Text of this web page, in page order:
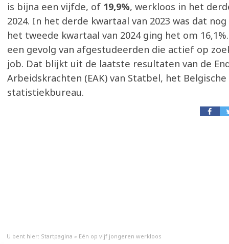
is bijna een vijfde, of 19,9%, werkloos in het
2024. In het derde kwartaal van 2023 was dat nog
het tweede kwartaal van 2024 ging het om
een gevolg van afgestudeerden die actief op
job. Dat blijkt uit de laatste resultaten van de
Arbeidskrachten (EAK) van Statbel, het Belgische
statistiekbureau.
U bent hier: Startpagina » Eén op vijf jongeren werkloos